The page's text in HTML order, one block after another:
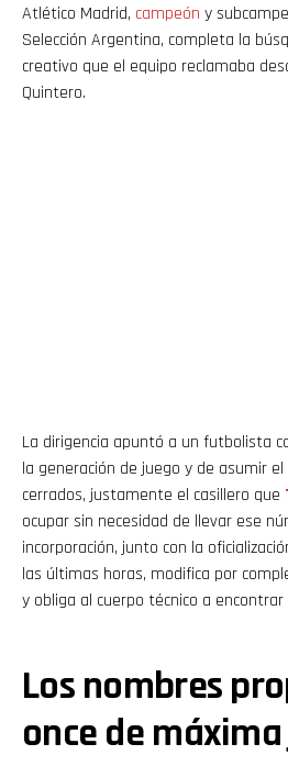
Atlético Madrid, campeón y
Selección Argentina, completa la
creativo que el equipo reclamaba
Quintero.
La dirigencia apuntó a un futbolista
la generación de juego y de asumir el
cerrados, justamente el casillero que
ocupar sin necesidad de llevar ese
incorporación, junto con la
las últimas horas, modifica por
y obliga al cuerpo técnico a
Los nombres
once de